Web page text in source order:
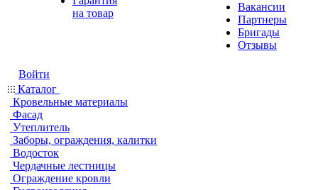
на товар
Вакансии
Партнеры
Бригады
Отзывы
Войти
Каталог
Кровельные материалы
Фасад
Утеплитель
Заборы, ограждения, калитки
Водосток
Чердачные лестницы
Ограждение кровли